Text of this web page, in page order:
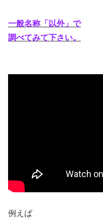
一般名称「以外」で
調べてみて下さい。
例えば